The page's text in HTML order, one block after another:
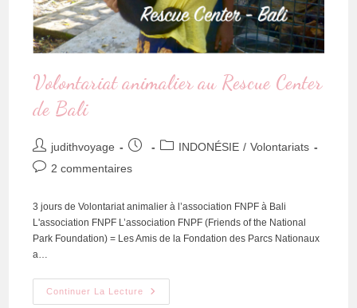
Volontariat animalier au Rescue Center
de Bali
judithvoyage INDONÉSIE / Volontariats
2 commentaires
3 jours de Volontariat animalier à l’association FNPF à Bali
L'association FNPF L’association FNPF (Friends of the National
Park Foundation) = Les Amis de la Fondation des Parcs Nationaux
a…
Continuer La Lecture